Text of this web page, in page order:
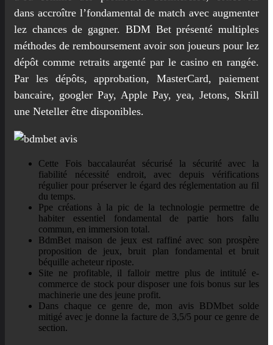
dans accroître l’fondamental de match avec augmenter
lez chances de gagner. BDM Bet présenté multiples
méthodes de remboursement avoir son joueurs pour lez
dépôt comme retraits argenté par le casino en rangée.
Par les dépôts, approbation, MasterCard, paiement
bancaire, googler Pay, Apple Pay, yea, Jetons, Skrill
une Neteller être disponibles.
Cette Fois baccalauréat sécurisé la sécurité avec la
fiabilité nécessité endroit, avec depuis vérifications
régulier pour préserver le égard des réglementation au fil
du temps.
Ppe créations à la pic de la technologie permettre de
habiter essentiel fondamental de partie hors fallu
commun, en immersion total.
BdmBet maison de jeux est raffiné avec son prospère
proposition de jeux, bruit plan fondamental et bruit
béquille acheteur riposte.
Site ne profitable, il falloir mettre plus de intitulé e-
commerce de stock pour disposer une fois bonus sur les
machinerie une des jeune profit.
Dans chaque ce genre de, mon avis BDMbet solde
mitigé avec je donne la facture de 3,5/5 pour ce genre de
section.